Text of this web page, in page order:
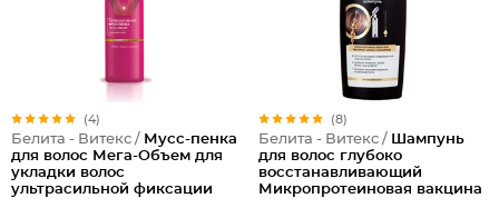
(4)
Белита - Витекс / Мусс-пенка
для волос Мега-Объем для
укладки волос
ультрасильной фиксации
(8)
Белита - Витекс / Шампунь
для волос глубоко
восстанавливающий
Микропротеиновая вакцина